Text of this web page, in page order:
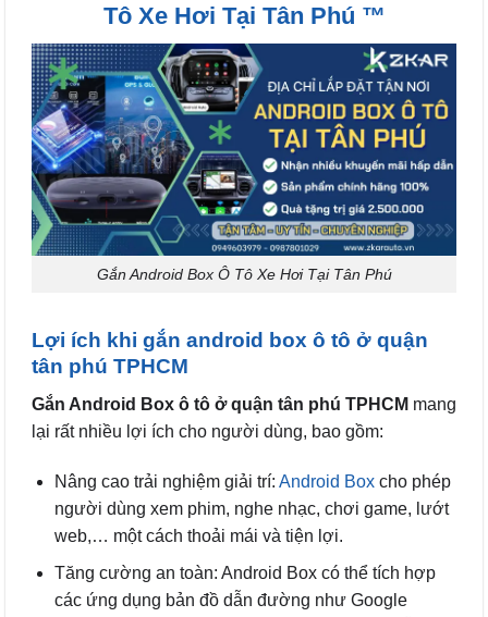
Tô Xe Hơi Tại Tân Phú ™
Gắn Android Box Ô Tô Xe Hơi Tại Tân Phú
Lợi ích khi gắn android box ô tô ở quận
tân phú TPHCM
Gắn Android Box ô tô ở quận tân phú TPHCM mang
lại rất nhiều lợi ích cho người dùng, bao gồm:
Nâng cao trải nghiệm giải trí: Android Boxcho phép
người dùng xem phim, nghe nhạc, chơi game, lướt
web,… một cách thoải mái và tiện lợi.
Tăng cường an toàn: Android Box có thể tích hợp
các ứng dụng bản đồ dẫn đường như Google